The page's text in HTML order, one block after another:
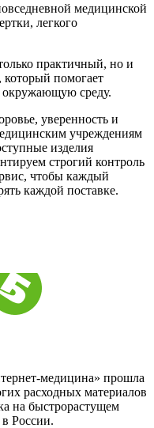
медицинской
легкого
практичный, но и
помогает
окружающую среду.
уверенность и
учреждениям
изделия
строгий контроль
чтобы каждый
каждой поставке.
медицина» прошла
расходных материалов
на быстрорастущем
России.